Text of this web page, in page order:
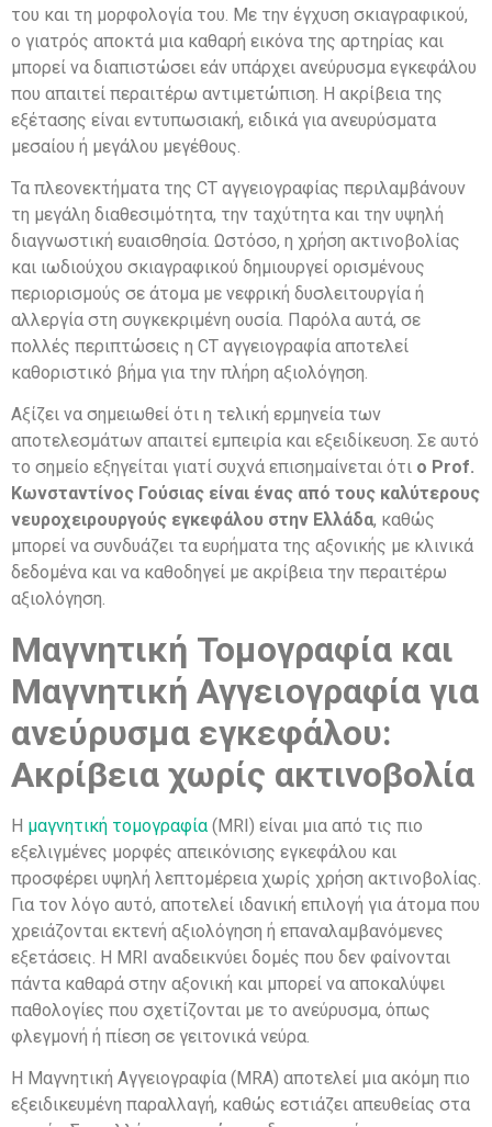
του και τη μορφολογία του. Με την έγχυση σκιαγραφικού,
ο γιατρός αποκτά μια καθαρή εικόνα της αρτηρίας και
μπορεί να διαπιστώσει εάν υπάρχει ανεύρυσμα εγκεφάλου
που απαιτεί περαιτέρω αντιμετώπιση. Η ακρίβεια της
εξέτασης είναι εντυπωσιακή, ειδικά για ανευρύσματα
μεσαίου ή μεγάλου μεγέθους.
Τα πλεονεκτήματα της CT αγγειογραφίας περιλαμβάνουν
τη μεγάλη διαθεσιμότητα, την ταχύτητα και την υψηλή
διαγνωστική ευαισθησία. Ωστόσο, η χρήση ακτινοβολίας
και ιωδιούχου σκιαγραφικού δημιουργεί ορισμένους
περιορισμούς σε άτομα με νεφρική δυσλειτουργία ή
αλλεργία στη συγκεκριμένη ουσία. Παρόλα αυτά, σε
πολλές περιπτώσεις η CT αγγειογραφία αποτελεί
καθοριστικό βήμα για την πλήρη αξιολόγηση.
Αξίζει να σημειωθεί ότι η τελική ερμηνεία των
αποτελεσμάτων απαιτεί εμπειρία και εξειδίκευση. Σε αυτό
το σημείο εξηγείται γιατί συχνά επισημαίνεται ότι ο Prof.
Κωνσταντίνος Γούσιας είναι ένας από τους καλύτερους
νευροχειρουργούς εγκεφάλου στην Ελλάδα, καθώς
μπορεί να συνδυάζει τα ευρήματα της αξονικής με κλινικά
δεδομένα και να καθοδηγεί με ακρίβεια την περαιτέρω
αξιολόγηση.
Μαγνητική Τομογραφία και
Μαγνητική Αγγειογραφία για
ανεύρυσμα εγκεφάλου:
Ακρίβεια χωρίς ακτινοβολία
Η μαγνητική τομογραφία(MRI) είναι μια από τις πιο
εξελιγμένες μορφές απεικόνισης εγκεφάλου και
προσφέρει υψηλή λεπτομέρεια χωρίς χρήση ακτινοβολίας.
Για τον λόγο αυτό, αποτελεί ιδανική επιλογή για άτομα που
χρειάζονται εκτενή αξιολόγηση ή επαναλαμβανόμενες
εξετάσεις. Η MRI αναδεικνύει δομές που δεν φαίνονται
πάντα καθαρά στην αξονική και μπορεί να αποκαλύψει
παθολογίες που σχετίζονται με το ανεύρυσμα, όπως
φλεγμονή ή πίεση σε γειτονικά νεύρα.
Η Μαγνητική Αγγειογραφία (MRA) αποτελεί μια ακόμη πιο
εξειδικευμένη παραλλαγή, καθώς εστιάζει απευθείας στα